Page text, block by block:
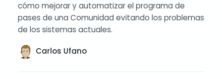
cómo mejorar y automatizar el programa de
pases de una Comunidad evitando los problemas
de los sistemas actuales.
Carlos Ufano